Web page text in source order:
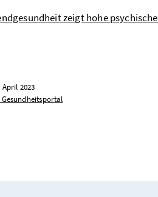
zeigt hohe
2023